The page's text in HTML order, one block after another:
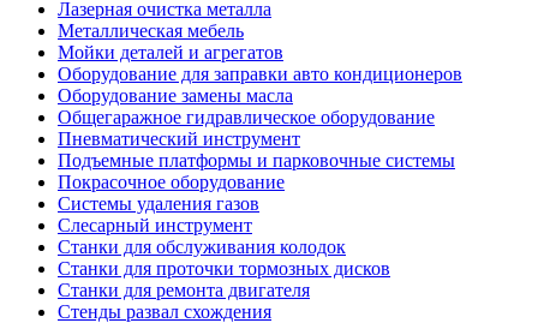
Лазерная очистка металла
Металлическая мебель
Мойки деталей и агрегатов
Оборудование для заправки авто кондиционеров
Оборудование замены масла
Общегаражное гидравлическое оборудование
Пневматический инструмент
Подъемные платформы и парковочные системы
Покрасочное оборудование
Системы удаления газов
Слесарный инструмент
Станки для обслуживания колодок
Станки для проточки тормозных дисков
Станки для ремонта двигателя
Стенды развал схождения